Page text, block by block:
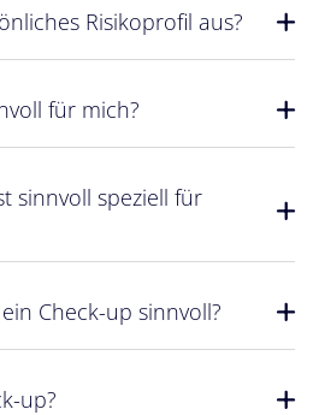
Risikoprofil aus?
für mich?
sinnvoll speziell für
Check-up sinnvoll?
up?